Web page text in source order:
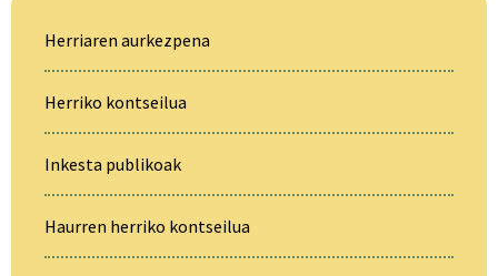
Herriaren aurkezpena
Herriko kontseilua
Inkesta publikoak
Haurren herriko kontseilua